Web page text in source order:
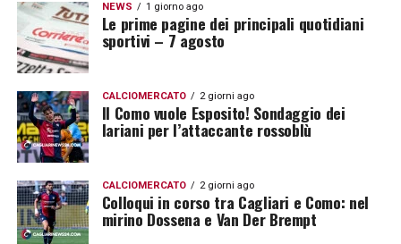
NEWS 1 giorno ago
Le prime pagine dei principali quotidiani
sportivi – 7 agosto
CALCIOMERCATO 2 giorni ago
Il Como vuole Esposito! Sondaggio dei
lariani per l’attaccante rossoblù
CALCIOMERCATO 2 giorni ago
Colloqui in corso tra Cagliari e Como: nel
mirino Dossena e Van Der Brempt